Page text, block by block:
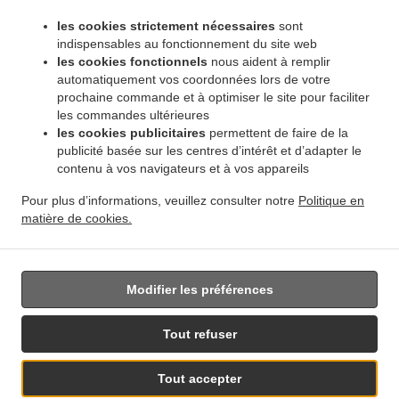
les cookies strictement nécessaires sont
indispensables au fonctionnement du site web
les cookies fonctionnels nous aident à remplir
automatiquement vos coordonnées lors de votre
prochaine commande et à optimiser le site pour faciliter
les commandes ultérieures
les cookies publicitaires permettent de faire de la
publicité basée sur les centres d’intérêt et d’adapter le
contenu à vos navigateurs et à vos appareils
Pour plus d’informations, veuillez consulter notre Politique en
matière de cookies.
Tout accepter
Tout refuser
Modifier les préférences
.
cuisinés African Food Winnipeg River Park South Livraison de plats cuisinés African
Food Winnipeg Powerview . Livraison de plats cuisinés African Food Winnipeg
Middlechurch . Livraison de plats cuisinés African Food Winnipeg Vermette . Livraison de
.
Livraison de plats cuisinés African Food East Saint Paul Ki l- Cona Park Livraison
de plats cuisinés African Food East Saint Paul . Livraison de plats cuisinés African Food
cuisinés African Food Traverse Bay